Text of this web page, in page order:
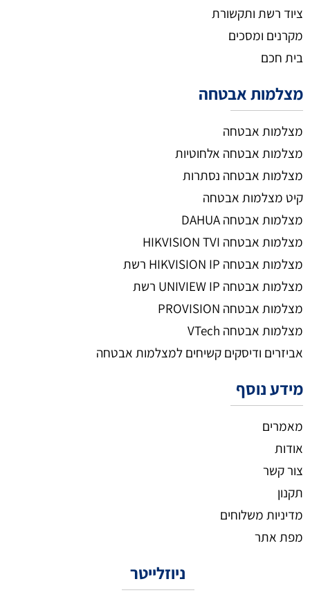
ציוד רשת ותקשורת
מקרנים ומסכים
בית חכם
מצלמות אבטחה
מצלמות אבטחה
מצלמות אבטחה אלחוטיות
מצלמות אבטחה נסתרות
קיט מצלמות אבטחה
מצלמות אבטחה DAHUA
מצלמות אבטחה HIKVISION TVI
מצלמות אבטחה HIKVISION IP רשת
מצלמות אבטחה UNIVIEW IP רשת
מצלמות אבטחה PROVISION
מצלמות אבטחה VTech
אביזרים ודיסקים קשיחים למצלמות אבטחה
מידע נוסף
מאמרים
אודות
צור קשר
תקנון
מדיניות משלוחים
מפת אתר
ניוזלייטר